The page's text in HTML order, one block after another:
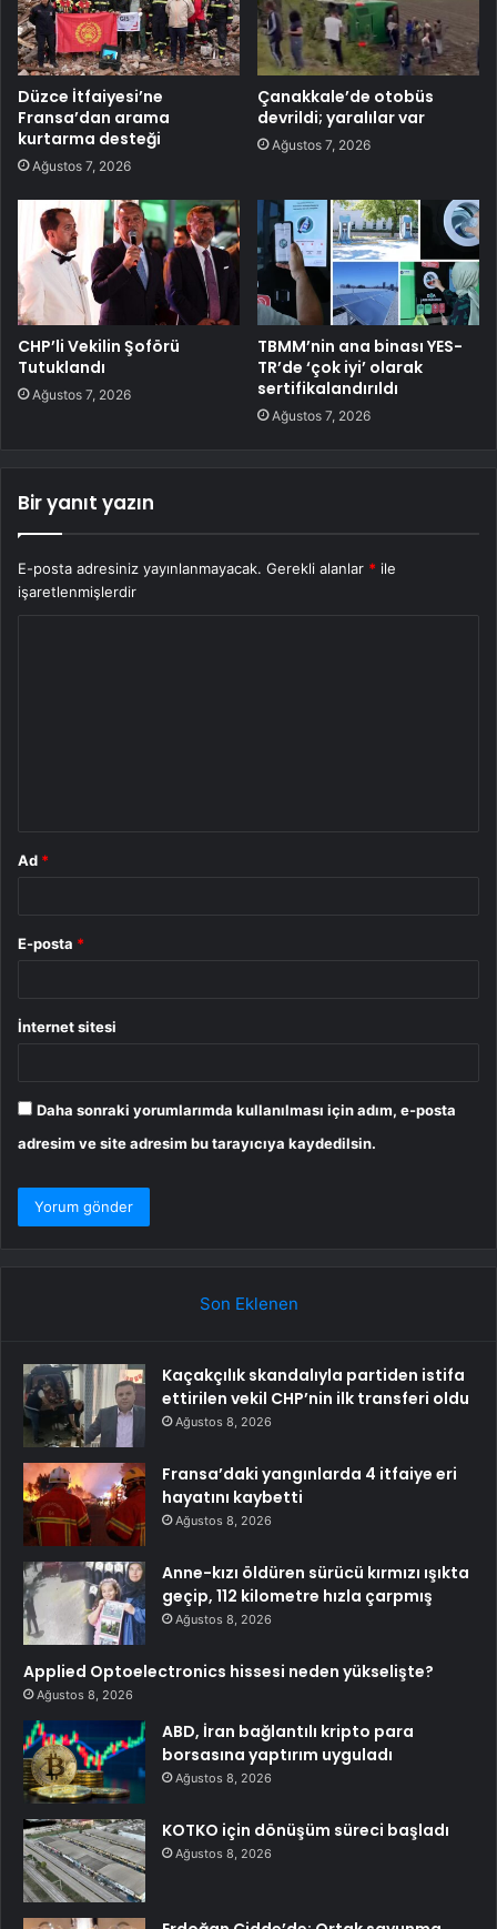
Düzce İtfaiyesi’ne
Fransa’dan arama
kurtarma desteği
Ağustos 7, 2026
Çanakkale’de otobüs
devrildi; yaralılar var
Ağustos 7, 2026
CHP’li Vekilin Şoförü
Tutuklandı
Ağustos 7, 2026
TBMM’nin ana binası YES-
TR’de ‘çok iyi’ olarak
sertifikalandırıldı
Ağustos 7, 2026
Bir yanıt yazın
E-posta adresiniz yayınlanmayacak. Gerekli alanlar * ile
işaretlenmişlerdir
Ad *
E-posta *
İnternet sitesi
Daha sonraki yorumlarımda kullanılması için adım, e-posta
adresim ve site adresim bu tarayıcıya kaydedilsin.
Son Eklenen
Kaçakçılık skandalıyla partiden istifa
ettirilen vekil CHP’nin ilk transferi oldu
Ağustos 8, 2026
Fransa’daki yangınlarda 4 itfaiye eri
hayatını kaybetti
Ağustos 8, 2026
Anne-kızı öldüren sürücü kırmızı ışıkta
geçip, 112 kilometre hızla çarpmış
Ağustos 8, 2026
Applied Optoelectronics hissesi neden yükselişte?
Ağustos 8, 2026
ABD, İran bağlantılı kripto para
borsasına yaptırım uyguladı
Ağustos 8, 2026
KOTKO için dönüşüm süreci başladı
Ağustos 8, 2026